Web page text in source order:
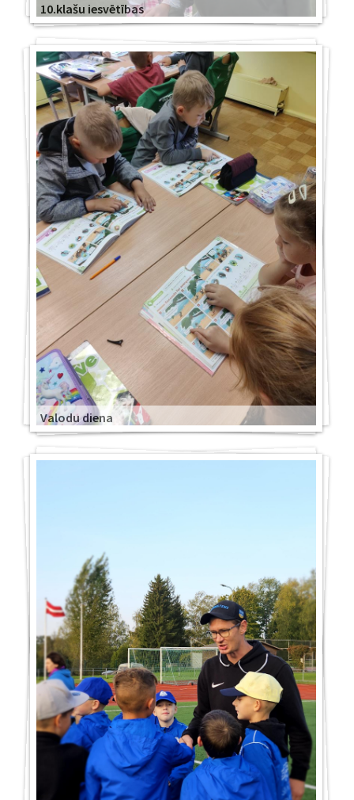
10.klašu iesvētības
Valodu diena